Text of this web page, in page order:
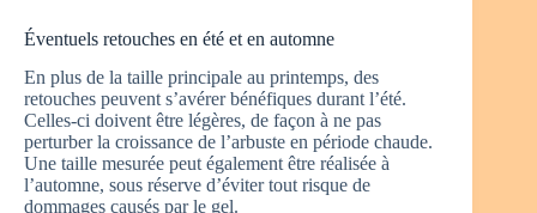
Éventuels retouches en été et en automne
En plus de la taille principale au printemps, des
retouches peuvent s’avérer bénéfiques durant l’été.
Celles-ci doivent être légères, de façon à ne pas
perturber la croissance de l’arbuste en période chaude.
Une taille mesurée peut également être réalisée à
l’automne, sous réserve d’éviter tout risque de
dommages causés par le gel.